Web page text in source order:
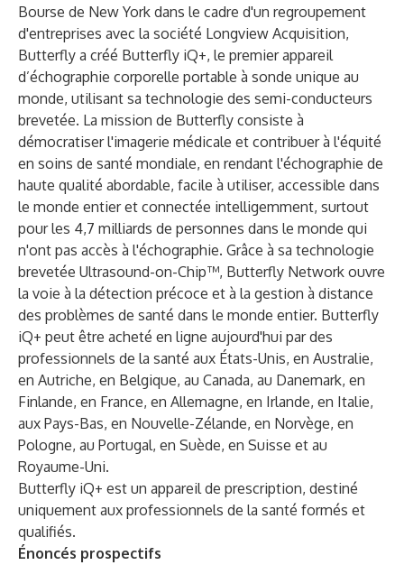
Bourse de New York dans le cadre d'un regroupement
d'entreprises avec la société Longview Acquisition,
Butterfly a créé Butterfly iQ+, le premier appareil
d’échographie corporelle portable à sonde unique au
monde, utilisant sa technologie des semi-conducteurs
brevetée. La mission de Butterfly consiste à
démocratiser l'imagerie médicale et contribuer à l'équité
en soins de santé mondiale, en rendant l'échographie de
haute qualité abordable, facile à utiliser, accessible dans
le monde entier et connectée intelligemment, surtout
pour les 4,7 milliards de personnes dans le monde qui
n'ont pas accès à l'échographie. Grâce à sa technologie
brevetée Ultrasound-on-Chip™, Butterfly Network ouvre
la voie à la détection précoce et à la gestion à distance
des problèmes de santé dans le monde entier. Butterfly
iQ+ peut être acheté en ligne aujourd'hui par des
professionnels de la santé aux États-Unis, en Australie,
en Autriche, en Belgique, au Canada, au Danemark, en
Finlande, en France, en Allemagne, en Irlande, en Italie,
aux Pays-Bas, en Nouvelle-Zélande, en Norvège, en
Pologne, au Portugal, en Suède, en Suisse et au
Royaume-Uni.
Butterfly iQ+ est un appareil de prescription, destiné
uniquement aux professionnels de la santé formés et
qualifiés.
Énoncés prospectifs